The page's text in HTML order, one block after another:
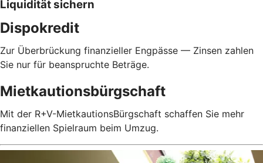
Liquidität sichern
Dispokredit
Zur Überbrückung finanzieller Engpässe — Zinsen zahlen
Sie nur für beanspruchte Beträge.
Mietkautionsbürgschaft
Mit der R+V-MietkautionsBürgschaft schaffen Sie mehr
finanziellen Spielraum beim Umzug.